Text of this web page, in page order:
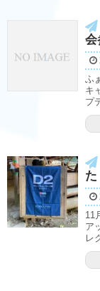
会
ふ
キ
プ
11
ア
レ